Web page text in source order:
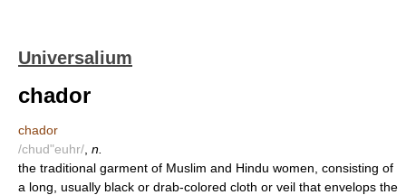
Universalium
chador
chador
/chud"euhr/ n.
the traditional garment of Muslim and Hindu women, consisting of
a long, usually black or drab-colored cloth or veil that envelops the